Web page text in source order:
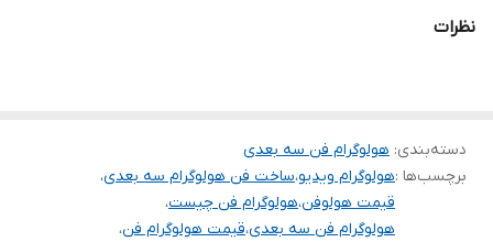
نمایش مشاهده نمایید، تشخیص سیستم متحرک و نمایش آن برای شما
غیر ممکن خواهد بود چون کاملا از لحاظ بسری جذابیت ۳ بعدی بودن
تصویر و مشخص نبودن دستگاه پخش را شما حس خواهید کرد.
نظرات
دسته‌بندی: هولوگرام فن سه بعدی
برچسب‌ها :هولوگرام ویدیو،ساخت فن هولوگرام سه بعدی،
قیمت هولوفن،هولوگرام فن چیست،
هولوگرام فن سه بعدی،قیمت هولوگرام فن،